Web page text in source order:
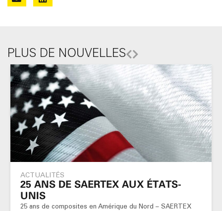
PLUS DE NOUVELLES
ACTUALITÉS
25 ANS DE SAERTEX AUX ÉTATS-
UNIS
25 ans de composites en Amérique du Nord – SAERTEX